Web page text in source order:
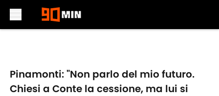
Pinamonti: "Non parlo del mio futuro.
Chiesi a Conte la cessione, ma lui si